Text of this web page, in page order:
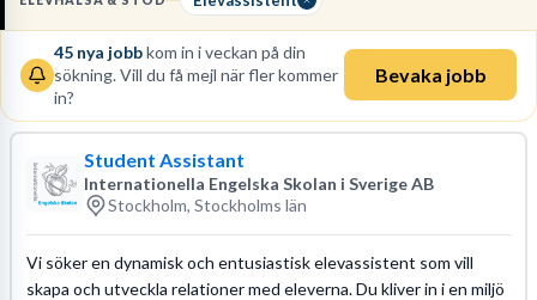
samarbeta med lärare och specialpedagoger.
Läs mer om yrket:
Löneguide Utbildningsguide
45 nya jobbkom in i veckan på din
sökning. Vill du få mejl när fler kommer
in?
Bevaka jobb
Student Assistant
Internationella Engelska Skolan i Sverige AB
Stockholm, Stockholms län
Vi söker en dynamisk och entusiastisk elevassistent som vill
skapa och utveckla relationer med eleverna. Du kliver in i en miljö